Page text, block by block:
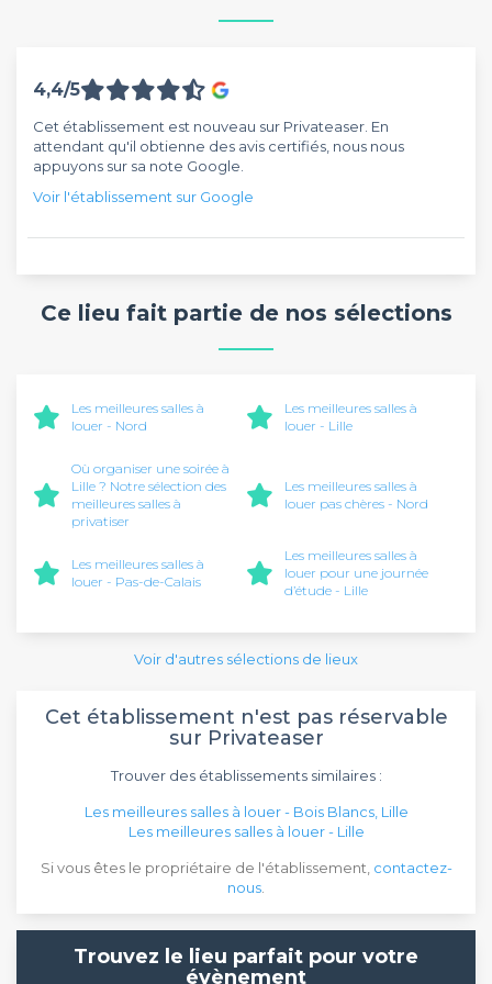
4,4/5
Cet établissement est nouveau sur Privateaser. En
attendant qu'il obtienne des avis certifiés, nous nous
appuyons sur sa note Google.
Voir l'établissement sur Google
Ce lieu fait partie de nos sélections
Les meilleures salles à
louer - Nord
Les meilleures salles à
louer - Lille
Où organiser une soirée à
Lille ? Notre sélection des
meilleures salles à
privatiser
Les meilleures salles à
louer pas chères - Nord
Les meilleures salles à
louer - Pas-de-Calais
Les meilleures salles à
louer pour une journée
d’étude - Lille
Voir d'autres sélections de lieux
Cet établissement n'est pas réservable
sur Privateaser
Trouver des établissements similaires :
Les meilleures salles à louer - Bois Blancs, Lille
Les meilleures salles à louer - Lille
Si vous êtes le propriétaire de l'établissement, contactez-
nous
Trouvez le lieu parfait pour votre
évènement